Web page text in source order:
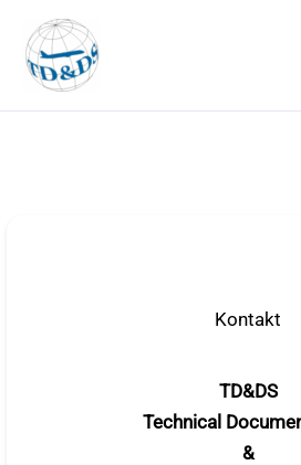
Inhalt
springen
Kontakt
TD&DS
Technical
&